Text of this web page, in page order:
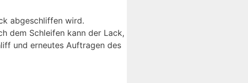
abgeschliffen wird.
dem Schleifen kann der Lack,
und erneutes Auftragen des